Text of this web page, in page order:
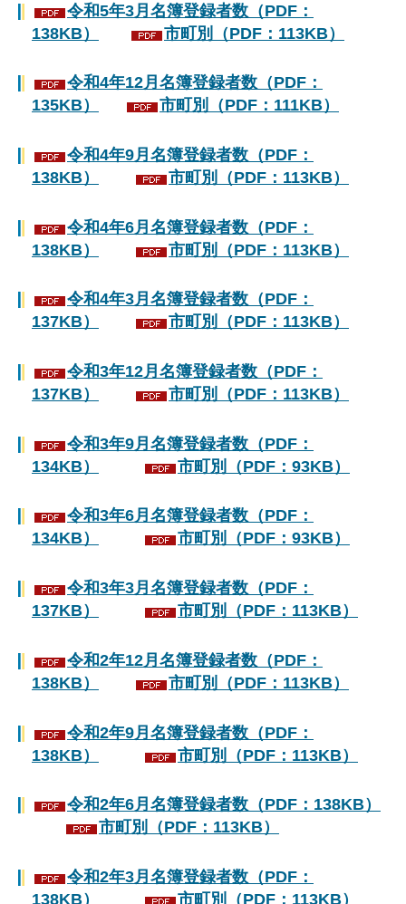
令和5年3月名簿登録者数（PDF：
138KB）
市町別（PDF：113KB）
令和4年12月名簿登録者数（PDF：
135KB）
市町別（PDF：111KB）
令和4年9月名簿登録者数（PDF：
138KB）
市町別（PDF：113KB）
令和4年6月名簿登録者数（PDF：
138KB）
市町別（PDF：113KB）
令和4年3月名簿登録者数（PDF：
137KB）
市町別（PDF：113KB）
令和3年12月名簿登録者数（PDF：
137KB）
市町別（PDF：113KB）
令和3年9月名簿登録者数（PDF：
134KB）
市町別（PDF：93KB）
令和3年6月名簿登録者数（PDF：
134KB）
市町別（PDF：93KB）
令和3年3月名簿登録者数（PDF：
137KB）
市町別（PDF：113KB）
令和2年12月名簿登録者数（PDF：
138KB）
市町別（PDF：113KB）
令和2年9月名簿登録者数（PDF：
138KB）
市町別（PDF：113KB）
令和2年6月名簿登録者数（PDF：138KB）
市町別（PDF：113KB）
令和2年3月名簿登録者数（PDF：
138KB）
市町別（PDF：113KB）